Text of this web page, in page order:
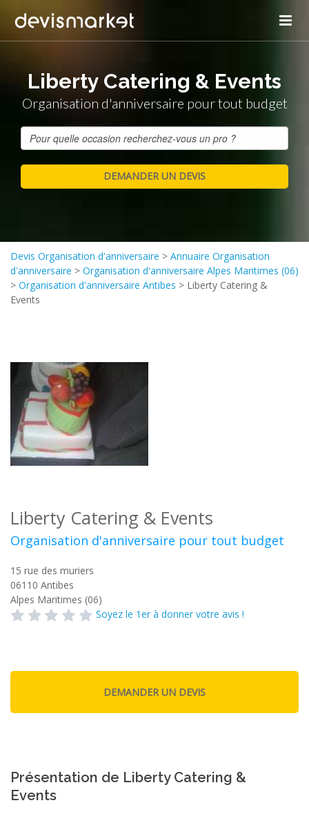
Liberty Catering & Events
Organisation d'anniversaire pour tout budget
Devis Organisation d'anniversaire > Annuaire Organisation
d'anniversaire > Organisation d'anniversaire Alpes Maritimes (06)
> Organisation d'anniversaire Antibes > Liberty Catering &
Events
Liberty Catering & Events
Organisation d'anniversaire pour tout budget
15 rue des muriers
06110 Antibes
Alpes Maritimes (06)
Soyez le 1er à donner votre avis !
Présentation de Liberty Catering &
Events